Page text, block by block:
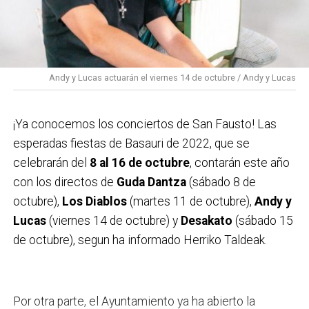
13:00 Kantu-poteo amenizado por Kilometrokantu.
Recorrido: c/ Galicia, peatonales y Benta.
13:30 Futbolín humano en la calle Araba.
13:30 Concierto de LOS JAIMONES en la calle Virgen
de Begoña.
txikis en la lonja de Txanogorritxu ta otso maltzurra.
Entrega de 17:00 a 19:30
17:30 Fun Riders Freestyle Show en Bizkotxalde.
BMX, skate, roller y mucho más.
18:30 Pasacalles con Triki Bidebieta.
18:30 V Concentración motera en la plaza Bidebieta.
19:00 Txitxarrillo con GALEA en la plaza Mojaparte.
San Fausto.
consumir en comercios de Basauri otorgado por
la cuadrilla Zoroak, organizadora del concurso.
Todos los carteles presentados en estas categorías
serán expuestos en la Casa de Cultura de Ibaigane
entre el 6 y el 20 de octubre.
Andy y Lucas actuarán el viernes 14 de octubre / Andy y Lucas
¡Ya conocemos los conciertos de San Fausto! Las
esperadas fiestas de Basauri de 2022, que se
celebrarán del 8 al 16 de octubre, contarán este año
con los directos de Guda Dantza(sábado 8 de
octubre), Los Diablos(martes 11 de octubre), Andy y
Lucas(viernes 14 de octubre) yDesakato (sábado 15
de octubre), segun ha informado Herriko Taldeak.
Por otra parte, el Ayuntamiento ya ha abierto la